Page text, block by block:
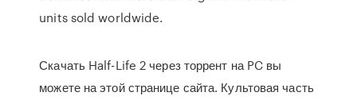
units sold worldwide.
Скачать Half-Life 2 через торрент на PC вы
можете на этой странице сайта. Культовая часть